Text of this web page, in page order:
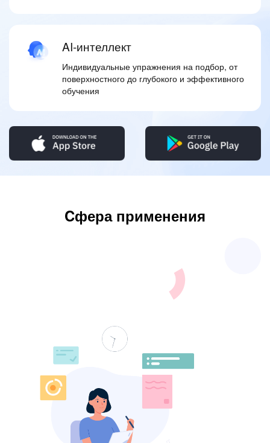
AI-интеллект
Индивидуальные упражнения на подбор, от
поверхностного до глубокого и эффективного
обучения
Cфера применения